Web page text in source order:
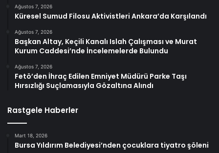
Ağustos 7, 2026
Küresel Sumud Filosu Aktivistleri Ankara’da Karşılandı
Ağustos 7, 2026
Başkan Altay, Keçili Kanalı Islah Çalışması ve Murat
Kurum Caddesi’nde İncelemelerde Bulundu
Ağustos 7, 2026
Fetö’den İhraç Edilen Emniyet Müdürü Parke Taşı
Hırsızlığı Suçlamasıyla Gözaltına Alındı
Rastgele Haberler
Mart 18, 2026
Bursa Yıldırım Belediyesi’nden çocuklara tiyatro şöleni